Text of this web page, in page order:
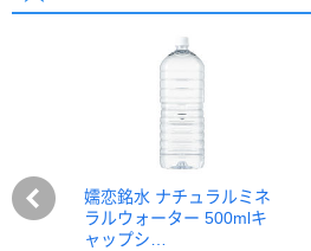
嬬恋銘水 ナチュラルミネ
ラルウォーター 500mlキ
ャップシ…